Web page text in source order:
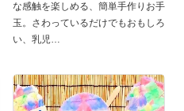
な感触を楽しめる、簡単手作りお手
玉。さわっているだけでもおもしろ
い、乳児